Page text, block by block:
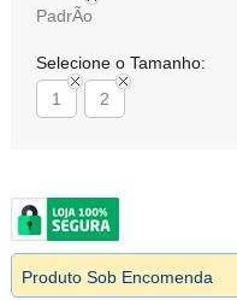
PadrÃo
Selecione o Tamanho:
1
2
Produto Sob Encomenda